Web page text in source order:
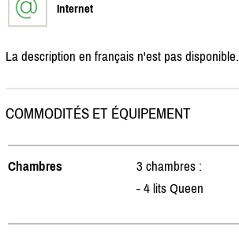
Internet
La description en français n'est pas disponible.
COMMODITÉS ET ÉQUIPEMENT
Chambres
3 chambres :
- 4 lits Queen